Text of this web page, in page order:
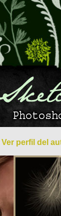
Ver perfil del